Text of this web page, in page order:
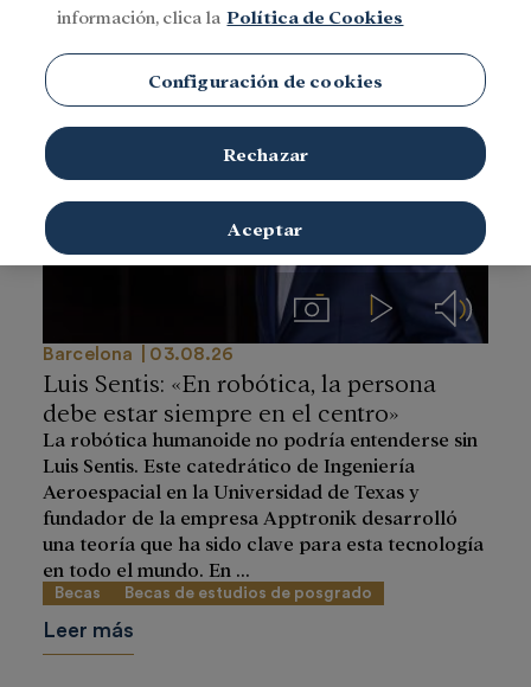
ImágenesVideos Audios
Barcelona 03.08.26
Luis Sentis: «En robótica, la persona
debe estar siempre en el centro»
La robótica humanoide no podría entenderse sin
Luis Sentis. Este catedrático de Ingeniería
Aeroespacial en la Universidad de Texas y
fundador de la empresa Apptronik desarrolló
una teoría que ha sido clave para esta tecnología
en todo el mundo. En ...
Becas Becas de estudios de posgrado
Leer más
información, clica la Política de Cookies
Configuración de cookies
Rechazar
Aceptar